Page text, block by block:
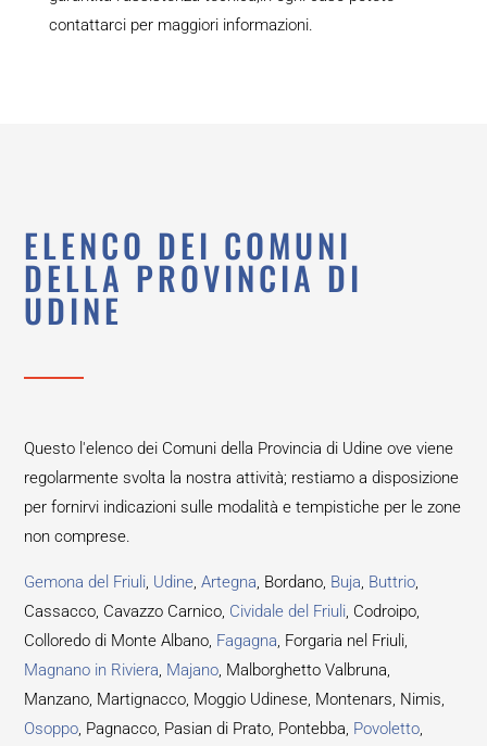
contattarci per maggiori informazioni.
ELENCO DEI COMUNI
DELLA PROVINCIA DI
UDINE
Questo l'elenco dei Comuni della Provincia di Udine ove viene
regolarmente svolta la nostra attività; restiamo a disposizione
per fornirvi indicazioni sulle modalità e tempistiche per le zone
non comprese.
Gemona del Friuli Udine ,Artegna , Bordano, Buja Buttrio
Cassacco, Cavazzo Carnico, Cividale del Friuli , Codroipo,
Colloredo di Monte Albano, Fagagna , Forgaria nel Friuli,
Magnano in Riviera Majano , Malborghetto Valbruna,
Manzano, Martignacco, Moggio Udinese, Montenars, Nimis,
Osoppo , Pagnacco, Pasian di Prato, Pontebba, Povoletto